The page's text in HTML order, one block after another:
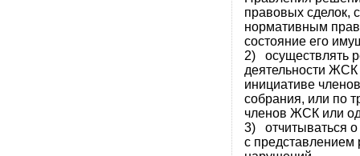
правовых сделок,
нормативным
состояние его
2) осуществлять
деятельности ЖСК
инициативе
собрания, или по
членов ЖСК или
3) отчитываться
с